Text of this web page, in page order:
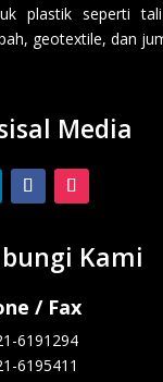
plastik seperti
geotextile, dan
Media
Kami
/ Fax
6191294
6195411